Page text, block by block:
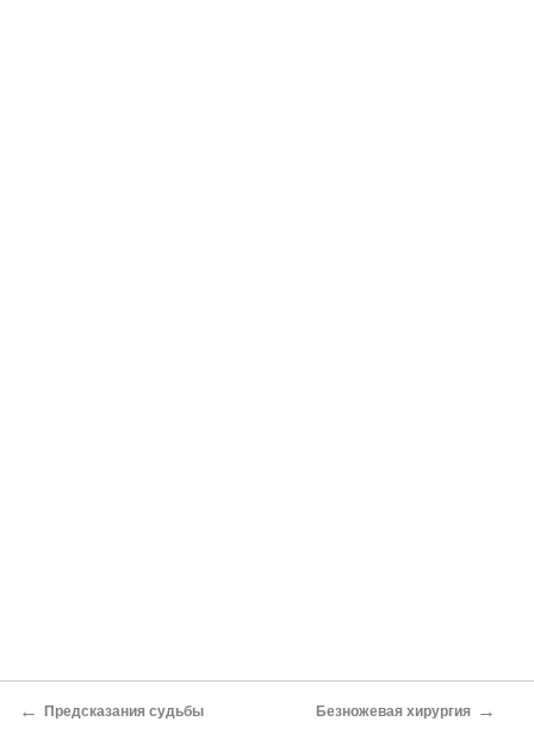
← Предсказания судьбы Безножевая хирургия →